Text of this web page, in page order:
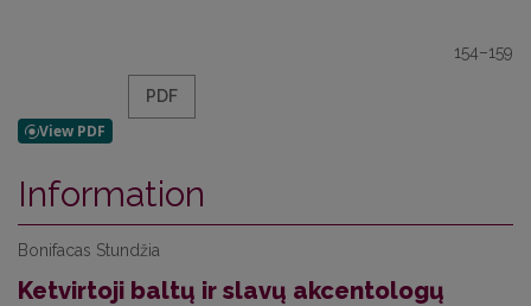
154–159
PDF
Information
Bonifacas Stundžia
Ketvirtoji baltų ir slavų akcentologų